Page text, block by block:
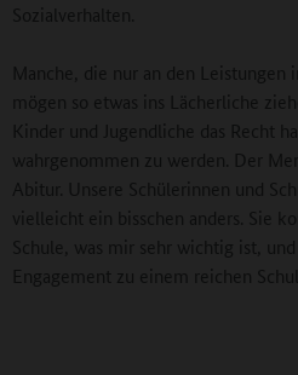
Sozialverhalten.
Manche, die nur an den Leistungen
mögen so etwas ins Lächerliche
Kinder und Jugendliche das Recht
wahrgenommen zu werden. Der
Abitur. Unsere Schülerinnen und
vielleicht ein bisschen anders. Sie
Schule, was mir sehr wichtig ist,
Engagement zu einem reichen